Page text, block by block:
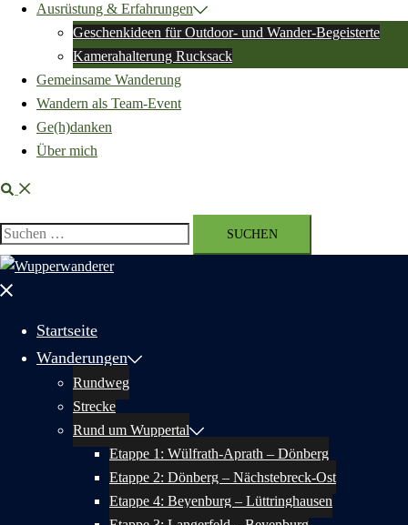
Ausrüstung & Erfahrungen
Geschenkideen für Outdoor- und Wander-Begeisterte
Kamerahalterung Rucksack
Gemeinsame Wanderung
Wandern als Team-Event
Ge(h)danken
Über mich
Suche
Suchen
nach:
Menü
Startseite
Wanderungen
Rundweg
Strecke
Rund um Wuppertal
Etappe 1: Wülfrath-Aprath – Dönberg
Etappe 2: Dönberg – Nächstebreck-Ost
Etappe 4: Beyenburg – Lüttringhausen